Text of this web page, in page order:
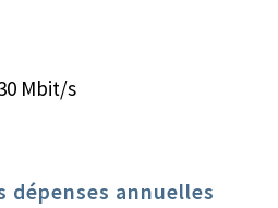
Mbit/s
annuelles